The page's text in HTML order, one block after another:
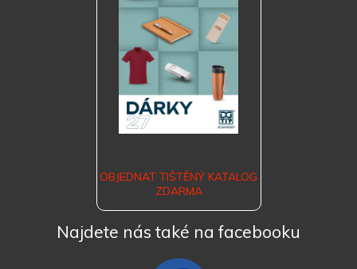
OBJEDNAT TIŠTĚNÝ KATALOG
ZDARMA
Najdete nás také na facebooku